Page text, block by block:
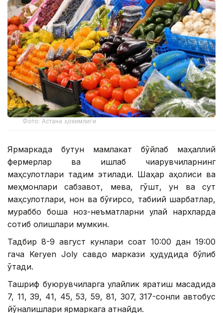
Фото: Астана ҳокимлиги
Ярмаркада бутун мамлакат бўйлаб маҳаллий
фермерлар ва ишлаб чиқарувчиларнинг
маҳсулотлари тақдим этилади. Шаҳар аҳолиси ва
меҳмонлари сабзавот, мева, гўшт, ун ва сут
маҳсулотлари, нон ва бўғирсоқ, табиий шарбатлар,
мураббо бошқа ноз-неъматларни қулай нархларда
сотиб олишлари мумкин.
Тадбир 8-9 август кунлари соат 10:00 дан 19:00
гача Keryen Joly савдо маркази ҳудудида бўлиб
ўтади.
Ташриф буюрувчиларга қулайлик яратиш мақсадида
7, 11, 39, 41, 45, 53, 59, 81, 307, 317-сонли автобус
йўналишлари ярмаркага қатнайди.